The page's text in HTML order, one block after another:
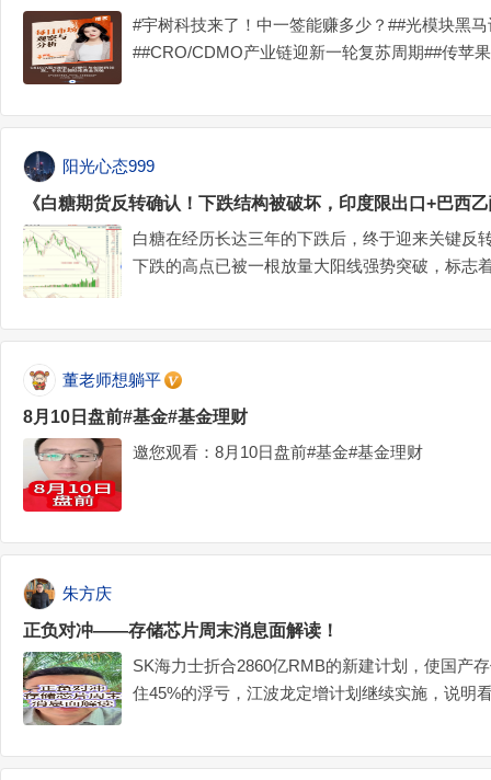
#宇树科技来了！中一签能赚多少？##光模块黑
##CRO/CDMO产业链迎新一轮复苏周期##传苹
阳光心态999
《白糖期货反转确认！下跌结构被破坏，印度限出口+巴西
白糖在经历长达三年的下跌后，终于迎来关键反
下跌的高点已被一根放量大阳线强势突破，标志
反转的初期阶段，是布局多单的绝佳时机。关注
董老师想躺平
8月10日盘前#基金#基金理财
邀您观看：8月10日盘前#基金#基金理财
朱方庆
正负对冲——存储芯片周末消息面解读！
SK海力士折合2860亿RMB的新建计划，使国产
住45%的浮亏，江波龙定增计划继续实施，说明